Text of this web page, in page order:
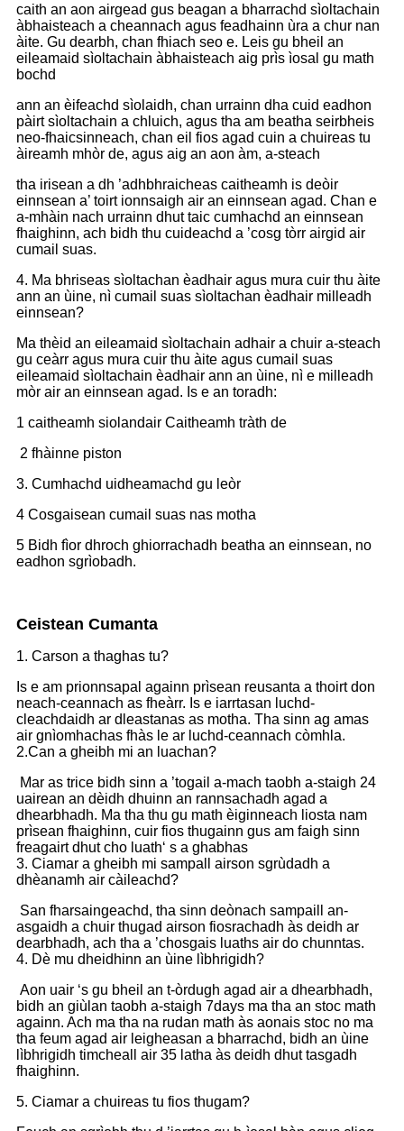
caith an aon airgead gus beagan a bharrachd sìoltachain
àbhaisteach a cheannach agus feadhainn ùra a chur nan
àite. Gu dearbh, chan fhiach seo e. Leis gu bheil an
eileamaid sìoltachain àbhaisteach aig prìs ìosal gu math
bochd
ann an èifeachd sìolaidh, chan urrainn dha cuid eadhon
pàirt sìoltachain a chluich, agus tha am beatha seirbheis
neo-fhaicsinneach, chan eil fios agad cuin a chuireas tu
àireamh mhòr de, agus aig an aon àm, a-steach
tha irisean a dh ’adhbhraicheas caitheamh is deòir
einnsean a’ toirt ionnsaigh air an einnsean agad. Chan e
a-mhàin nach urrainn dhut taic cumhachd an einnsean
fhaighinn, ach bidh thu cuideachd a ’cosg tòrr airgid air
cumail suas.
4. Ma bhriseas sìoltachan èadhair agus mura cuir thu àite
ann an ùine, nì cumail suas sìoltachan èadhair milleadh
einnsean?
Ma thèid an eileamaid sìoltachain adhair a chuir a-steach
gu ceàrr agus mura cuir thu àite agus cumail suas
eileamaid sìoltachain èadhair ann an ùine, nì e milleadh
mòr air an einnsean agad. Is e an toradh:
1 caitheamh siolandair Caitheamh tràth de
2 fhàinne piston
3. Cumhachd uidheamachd gu leòr
4 Cosgaisean cumail suas nas motha
5 Bidh fìor dhroch ghiorrachadh beatha an einnsean, no
eadhon sgrìobadh.
Ceistean Cumanta
1. Carson a thaghas tu?
Is e am prionnsapal againn prìsean reusanta a thoirt don
neach-ceannach as fheàrr. Is e iarrtasan luchd-
cleachdaidh ar dleastanas as motha. Tha sinn ag amas
air gnìomhachas fhàs le ar luchd-ceannach còmhla.
2.Can a gheibh mi an luachan?
Mar as trice bidh sinn a ’togail a-mach taobh a-staigh 24
uairean an dèidh dhuinn an rannsachadh agad a
dhearbhadh. Ma tha thu gu math èiginneach liosta nam
prìsean fhaighinn, cuir fios thugainn gus am faigh sinn
freagairt dhut cho luath‘ s a ghabhas
3. Ciamar a gheibh mi sampall airson sgrùdadh a
dhèanamh air càileachd?
San fharsaingeachd, tha sinn deònach sampaill an-
asgaidh a chuir thugad airson fiosrachadh às deidh ar
dearbhadh, ach tha a ’chosgais luaths air do chunntas.
4. Dè mu dheidhinn an ùine lìbhrigidh?
Aon uair ‘s gu bheil an t-òrdugh agad air a dhearbhadh,
bidh an giùlan taobh a-staigh 7days ma tha an stoc math
againn. Ach ma tha na rudan math às aonais stoc no ma
tha feum agad air leigheasan a bharrachd, bidh an ùine
lìbhrigidh timcheall air 35 latha às deidh dhut tasgadh
fhaighinn.
5. Ciamar a chuireas tu fios thugam?